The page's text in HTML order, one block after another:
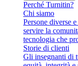
Perché Turnitin?
Chi siamo
Persone diverse
servire la
tecnologia che
Storie di clienti
Gli insegnanti di